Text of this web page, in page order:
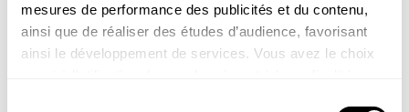
mesures de performance des publicités et du contenu,
ainsi que de réaliser des études d’audience, favorisant
ainsi le développement de services. Vous avez le choix
baptisée appelant.